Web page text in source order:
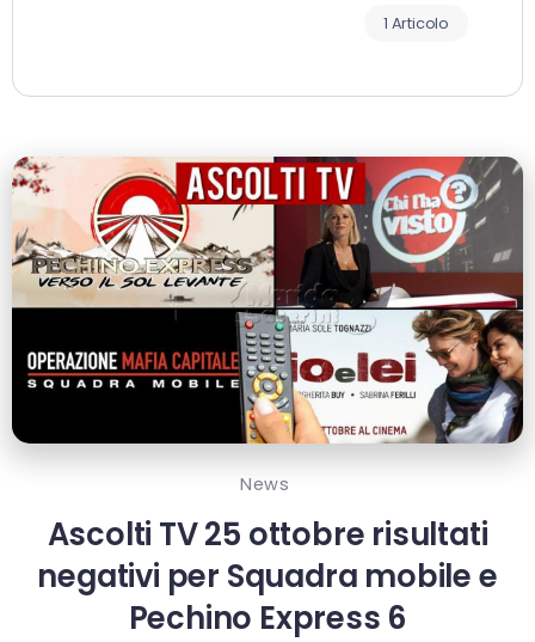
1 Articolo
News
Ascolti TV 25 ottobre risultati
negativi per Squadra mobile e
Pechino Express 6